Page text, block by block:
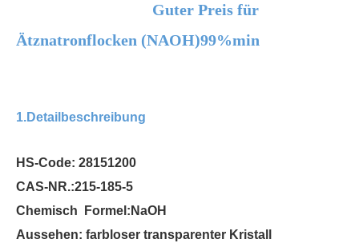
Wasserfreies Natriummetasilikat Natriumbicarbonat
Guter Preis für
Ätznatronflocken (NAOH)99%min
1.Detailbeschreibung
HS-Code: 28151200
CAS-NR.:215-185-5
Chemisch
Formel:NaOH
Aussehen: farbloser transparenter Kristall